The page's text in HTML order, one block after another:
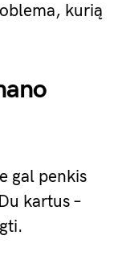
kurią
gal penkis
kartus –